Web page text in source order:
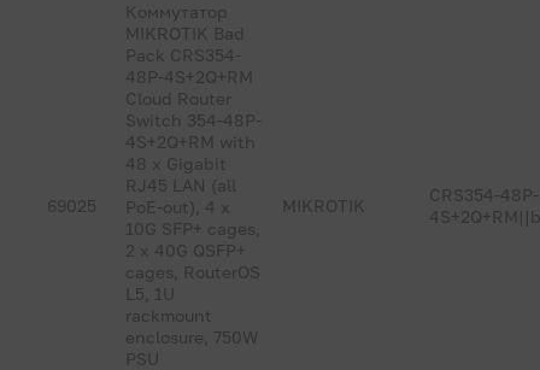
69025
Коммутатор
MIKROTIK Bad
Pack CRS354-
48P-4S+2Q+RM
Cloud Router
Switch 354-48P-
4S+2Q+RM with
48 x Gigabit
RJ45 LAN (all
PoE-out), 4 x
10G SFP+ cages,
2 x 40G QSFP+
cages, RouterOS
L5, 1U
rackmount
enclosure, 750W
PSU
MIKROTIK
CRS354-48P-